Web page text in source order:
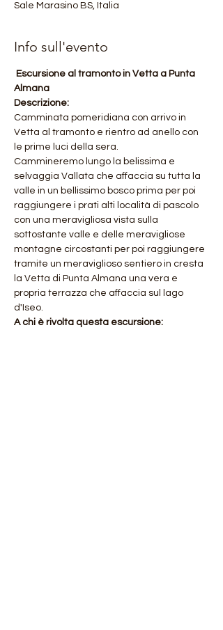
Sale Marasino BS, Italia
Info sull'evento
Escursione al tramonto in Vetta a Punta
Almana
Descrizione:
Camminata pomeridiana con arrivo in
Vetta al tramonto e rientro ad anello con
le prime luci della sera.
Cammineremo lungo la belissima e
selvaggia Vallata che affaccia su tutta la
valle in un bellissimo bosco prima per poi
raggiungere i prati alti località di pascolo
con una meravigliosa vista sulla
sottostante valle e delle meravigliose
montagne circostanti per poi raggiungere
tramite un meraviglioso sentiero in cresta
la Vetta di Punta Almana una vera e
propria terrazza che affaccia sul lago
d'Iseo.
A chi è rivolta questa escursione: